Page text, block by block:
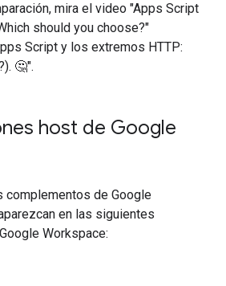
mira el video "Apps Script
should you choose?"
Script y los extremos HTTP:
🤔".
host de Google
complementos de Google
en las siguientes
Workspace: